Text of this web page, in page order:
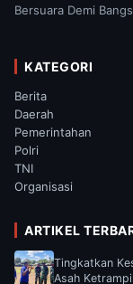
Bersuara Demi
KATEGORI
Berita
Daerah
Pemerintahan
Polri
TNI
Organisasi
ARTIKEL
Tingkatkan
Asah